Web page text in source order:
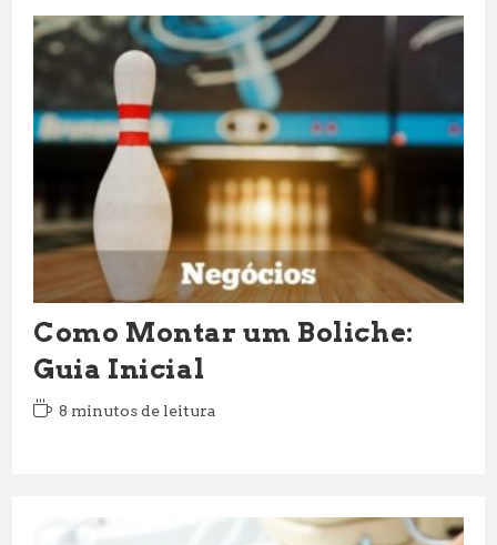
Como Montar um Boliche:
Guia Inicial
Tempo8 minutos de leitura